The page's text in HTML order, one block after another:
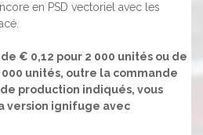
en PSD vectoriel avec les
€ 0,12 pour 2 000 unités ou de
000 unités, outre la commande
production indiqués, vous
version ignifuge avec